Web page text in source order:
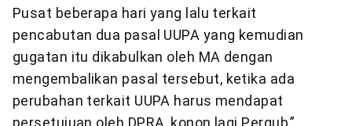
Pusat beberapa hari yang lalu terkait
pencabutan dua pasal UUPA yang kemudian
gugatan itu dikabulkan oleh MA dengan
mengembalikan pasal tersebut, ketika ada
perubahan terkait UUPA harus mendapat
persetujuan oleh DPRA, konon lagi Pergub,”